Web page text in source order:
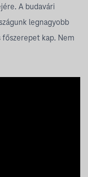
A budavári
legnagyobb
kap. Nem